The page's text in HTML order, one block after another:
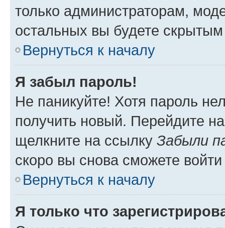
только администраторам,
остальных вы будете
Вернуться к началу
Я забыл пароль!
Не паникуйте! Хотя пароль
получить новый. Перейдите
щелкните на ссылку Забыли
скоро вы снова сможете
Вернуться к началу
Я только что